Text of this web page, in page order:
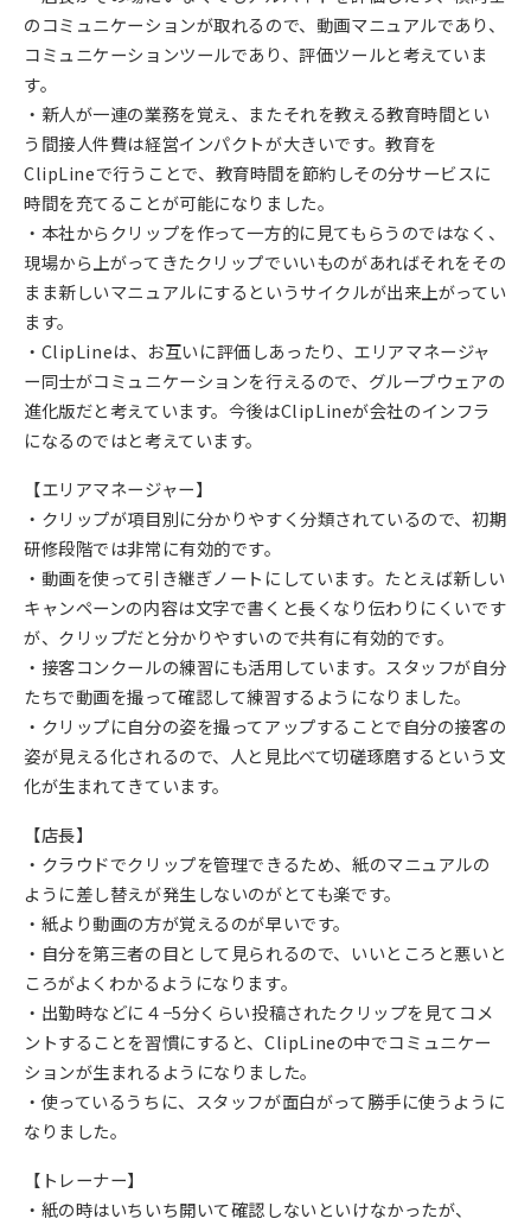
のコミュニケーションが取れるので、動画マニュアルであり、
コミュニケーションツールであり、評価ツールと考えていま
す。
・新人が一連の業務を覚え、またそれを教える教育時間とい
う間接人件費は経営インパクトが大きいです。教育を
ClipLineで行うことで、教育時間を節約しその分サービスに
時間を充てることが可能になりました。
・本社からクリップを作って一方的に見てもらうのではなく、
現場から上がってきたクリップでいいものがあればそれをその
まま新しいマニュアルにするというサイクルが出来上がってい
ます。
・ClipLineは、お互いに評価しあったり、エリアマネージャ
ー同士がコミュニケーションを行えるので、グループウェアの
進化版だと考えています。今後はClipLineが会社のインフラ
になるのではと考えています。
【エリアマネージャー】
・クリップが項目別に分かりやすく分類されているので、初期
研修段階では非常に有効的です。
・動画を使って引き継ぎノートにしています。たとえば新しい
キャンペーンの内容は文字で書くと長くなり伝わりにくいです
が、クリップだと分かりやすいので共有に有効的です。
・接客コンクールの練習にも活用しています。スタッフが自分
たちで動画を撮って確認して練習するようになりました。
・クリップに自分の姿を撮ってアップすることで自分の接客の
姿が見える化されるので、人と見比べて切磋琢磨するという文
化が生まれてきています。
【店長】
・クラウドでクリップを管理できるため、紙のマニュアルの
ように差し替えが発生しないのがとても楽です。
・紙より動画の方が覚えるのが早いです。
・自分を第三者の目として見られるので、いいところと悪いと
ころがよくわかるようになります。
・出勤時などに４−5分くらい投稿されたクリップを見てコメ
ントすることを習慣にすると、ClipLineの中でコミュニケー
ションが生まれるようになりました。
・使っているうちに、スタッフが面白がって勝手に使うように
なりました。
【トレーナー】
・紙の時はいちいち開いて確認しないといけなかったが、